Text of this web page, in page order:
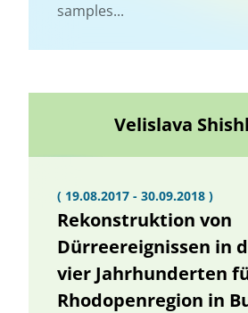
samples...
Velislava
( 19.08.2017 - 30.09.2018 )
Rekonstruktion von
Dürreereignissen in
vier Jahrhunderten
Rhodopenregion in